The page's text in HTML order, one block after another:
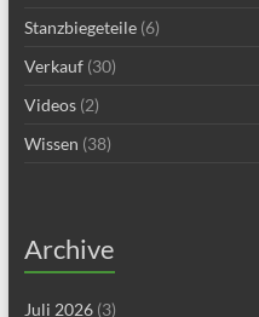
Stanzbiegeteile(6)
Verkauf(30)
Videos(2)
Wissen (38)
Archive
Juli 2026(3)